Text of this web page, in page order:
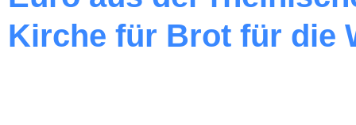
Kirche für Brot für die